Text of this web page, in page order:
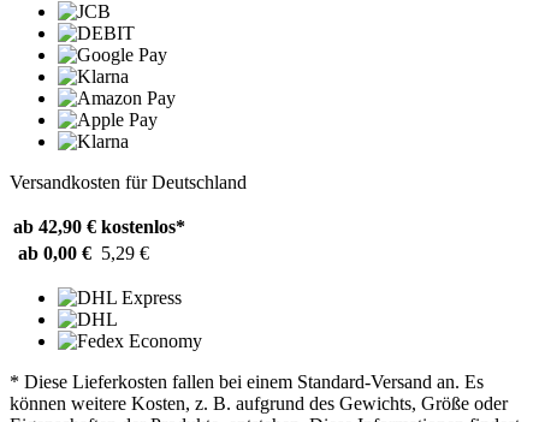
Versandkosten für Deutschland
ab 42,90 € kostenlos*
ab 0,00 € 5,29 €
* Diese Lieferkosten fallen bei einem Standard-Versand an. Es
können weitere Kosten, z. B. aufgrund des Gewichts, Größe oder